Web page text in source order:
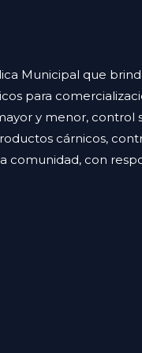
Municipal que
para
y menor, control
cárnicos,
comunidad, con